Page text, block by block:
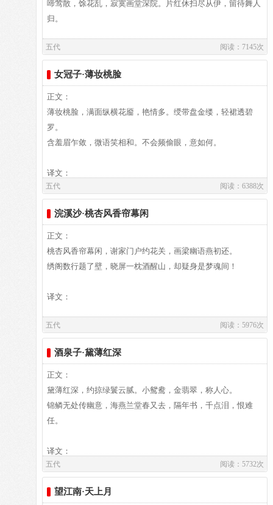
啼莺散，馀花乱，寂寞画堂深院。片红休扫尽从伊，留待舞人
归。
译文：
1.晓月:早晨的残月.别做"晚月".宿云:夜间的云.
2.频:别做"凭".欹:音qi七,斜靠.别做"倚".
3.芳草:指代思念的人.
4.余花:晚春尚未凋谢的花.
5.深院:别做"深浣",疑误.
译文
晓月已经慢慢坠落，晚上的云开始消散，天快亮了。这正
是该熟睡的时候，然而作者却醒着，辗转反侧。原因是:"梦回
芳草"。他做梦梦到了思念的人，午夜醒来思念已极，再也无
法入睡。想借雁队与远方的人互传相思之情，可是天远雁难
来，自己相思难寄，伊人也音信无凭。依依的思念，却无可托
付。
寂寞愁绪。作者看着庭院中满地的落花，不禁想:就这样不要
译文及注释：
作者介绍：
州）人。南唐元宗李璟第六子，于宋建隆二年(961年)继位，
史称李后主。开宝八年，宋军破南唐都城，李煜降宋，被俘至
汴京，封为右千牛卫上将军、违命侯。后因作感怀故国的名词
《虞美人》而被宋太宗毒死。李煜虽不通政治，但其艺术才华
五代 阅读：7145次
女冠子·薄妆桃脸
正文：
薄妆桃脸，满面纵横花靥，艳情多。绶带盘金缕，轻裙透碧
罗。
含羞眉乍敛，微语笑相和。不会频偷眼，意如何。
译文：
译文及注释：
作者介绍：
中书舍人。据《宣和画谱》载，他事孟昶时历任翰林学士、门
别长于词，又善长笛，是花间派重要作家。
五代 阅读：6388次
浣溪沙·桃杏风香帘幕闲
正文：
桃杏风香帘幕闲，谢家门户约花关，画梁幽语燕初还。
绣阁数行题了壁，晓屏一枕酒醒山，却疑身是梦魂间！
译文：
作者介绍：
孙光宪,孙光宪（901-968），字孟文，自号葆光子，属鸡，出
生在陵州贵平（今属四川省仁寿县东北的向家乡贵坪村）。仕
史中丞。入宋，为黄州刺史。太祖乾德六年卒。《宋史》卷四
八三、《十国春秋》卷一○二有传。孙光宪“性嗜经籍，聚书凡
数千卷。或手自钞写，孜孜校雠，老而不废”。著有《北梦琐
言》、《荆台集》、《橘斋集》等，仅《北梦琐言》传世。词
五代 阅读：5976次
酒泉子·黛薄红深
正文：
黛薄红深，约掠绿鬟云腻。小鸳鸯，金翡翠，称人心。
锦鳞无处传幽意，海燕兰堂春又去，隔年书，千点泪，恨难
任。
译文：
译文及注释：
五代 阅读：5732次
望江南·天上月